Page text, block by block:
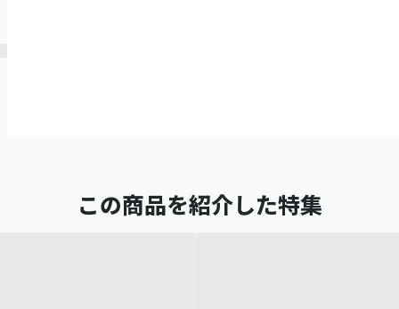
この商品を紹介した特集